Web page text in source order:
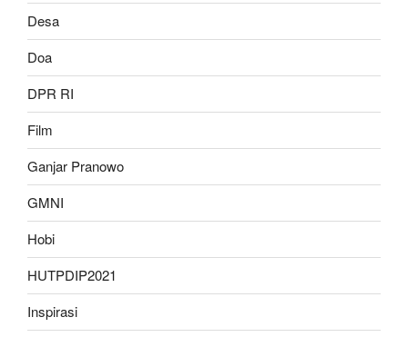
Desa
Doa
DPR RI
Film
Ganjar Pranowo
GMNI
Hobi
HUTPDIP2021
Inspirasi